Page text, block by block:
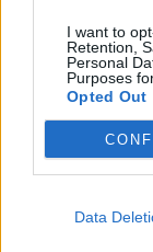
I want to
Retention,
Personal
Purposes
Opted Out
Data
Failed to fetch
Prihajajoči
8
Poletni
08:00
18:00